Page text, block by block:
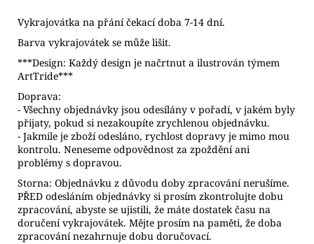
Vykrajovátka na přání čekací doba 7-14 dní.
Barva vykrajovátek se může lišit.
***Design: Každý design je načrtnut a ilustrován týmem
ArtTride***
Doprava:
- Všechny objednávky jsou odesílány v pořadí, v jakém byly
přijaty, pokud si nezakoupíte zrychlenou objednávku.
- Jakmile je zboží odesláno, rychlost dopravy je mimo mou
kontrolu. Neneseme odpovědnost za zpoždění ani
problémy s dopravou.
Storna: Objednávku z důvodu doby zpracování nerušíme.
PŘED odesláním objednávky si prosím zkontrolujte dobu
zpracování, abyste se ujistili, že máte dostatek času na
doručení vykrajovátek. Mějte prosím na paměti, že doba
zpracování nezahrnuje dobu doručovací.